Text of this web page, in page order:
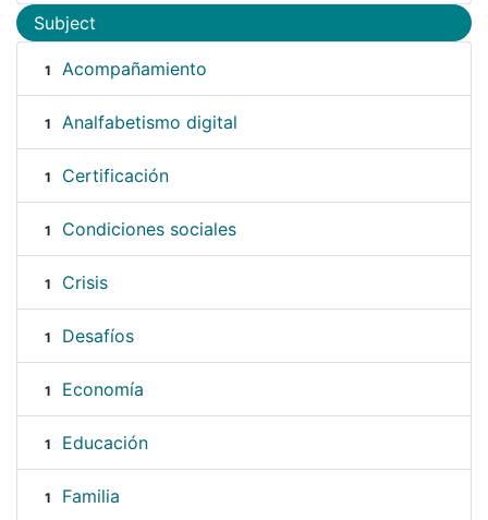
Subject
1 Acompañamiento
1 Analfabetismo digital
1 Certificación
1 Condiciones sociales
1 Crisis
1 Desafíos
1 Economía
1 Educación
1 Familia